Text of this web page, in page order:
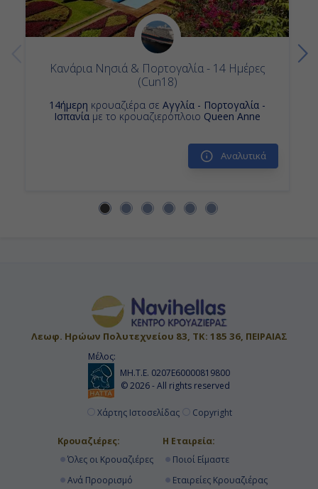
-
Ημέρα 13η
Σαουθάμπτον (Λονδίνο), Αγγλία
Κανάρια Νησιά & Πορτογαλία - 14 Ημέρες
(Cun18)
14ήμερη κρουαζιέρα σε Αγγλία - Πορτογαλία -
Ισπανία με το κρουαζιερόπλοιο Queen Anne
Αναλυτικά
Λεωφ. Ηρώων Πολυτεχνείου 83, ΤΚ: 185 36, ΠΕΙΡΑΙΑΣ
Μέλος:
ΜΗ.Τ.Ε. 0207Ε60000819800
© 2026 - All rights reserved
Χάρτης Ιστοσελίδας Copyright
Κρουαζιέρες:
Όλες οι Κρουαζιέρες
Ανά Προορισμό
Η Εταιρεία:
Ποιοί Είμαστε
Εταιρείες Κρουαζιέρας